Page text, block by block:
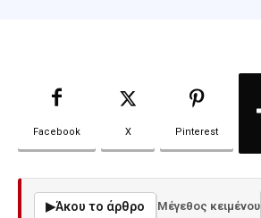
Facebook X Pinterest
▶Άκου το άρθρο Μέγεθος κειμένου